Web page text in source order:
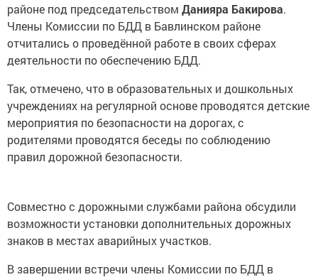
районе под председательством Данияра Бакирова.
Члены Комиссии по БДД в Бавлинском районе
отчитались о проведённой работе в своих сферах
деятельности по обеспечению БДД.
Так, отмечено, что в образовательных и дошкольных
учреждениях на регулярной основе проводятся детские
мероприятия по безопасности на дорогах, с
родителями проводятся беседы по соблюдению
правил дорожной безопасности.
Совместно с дорожными службами района обсудили
возможности установки дополнительных дорожных
знаков в местах аварийных участков.
В завершении встречи члены Комиссии по БДД в